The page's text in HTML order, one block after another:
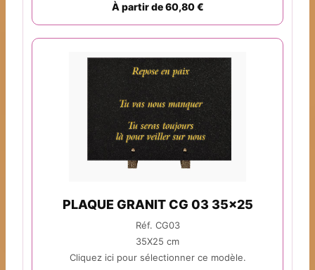
À partir de 60,80 €
PLAQUE GRANIT CG 03 35x25
Réf. CG03
35X25 cm
Cliquez ici pour sélectionner ce modèle.